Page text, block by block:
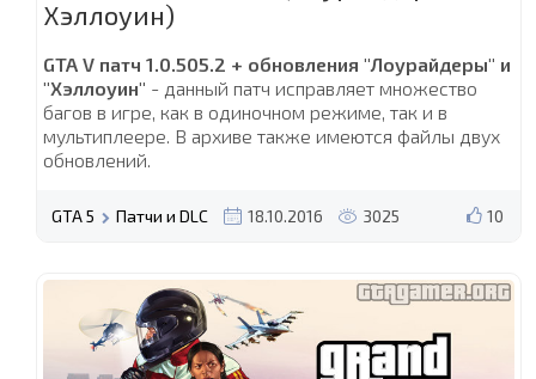
Хэллоуин)
GTA V патч 1.0.505.2 + обновления "Лоурайдеры" и
"Хэллоуин" - данный патч исправляет множество
багов в игре, как в одиночном режиме, так и в
мультиплеере. В архиве также имеются файлы двух
обновлений.
10
GTA 5 Патчи и DLC 18.10.2016 3025